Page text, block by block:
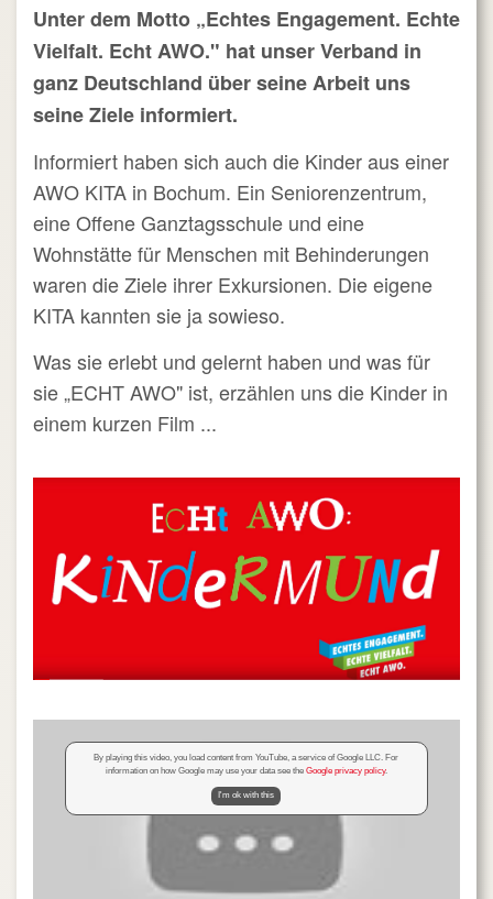
Unter dem Motto „Echtes Engagement. Echte
Vielfalt. Echt AWO." hat unser Verband in
ganz Deutschland über seine Arbeit uns
seine Ziele informiert.
Informiert haben sich auch die Kinder aus einer
AWO KITA in Bochum. Ein Seniorenzentrum,
eine Offene Ganztagsschule und eine
Wohnstätte für Menschen mit Behinderungen
waren die Ziele ihrer Exkursionen. Die eigene
KITA kannten sie ja sowieso.
Was sie erlebt und gelernt haben und was für
sie „ECHT AWO" ist, erzählen uns die Kinder in
einem kurzen Film ...
By playing this video, you load content from YouTube, a service of Google LLC. For
information on how Google may use your data see the Google privacy policy.
I'm ok with this